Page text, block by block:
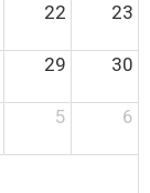
22 23
29 30
5 6